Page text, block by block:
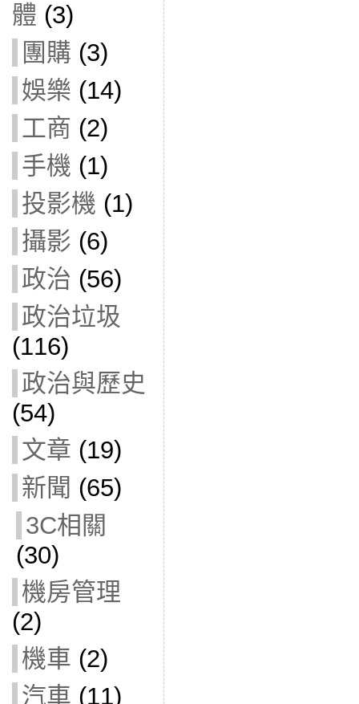
體 (3)
團購 (3)
娛樂 (14)
工商 (2)
手機 (1)
投影機 (1)
攝影 (6)
政治 (56)
政治垃圾
(116)
政治與歷史
(54)
文章 (19)
新聞 (65)
3C相關
(30)
機房管理
(2)
機車 (2)
汽車 (11)